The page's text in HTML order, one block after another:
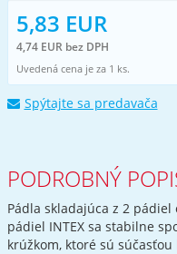
5,83 EUR
4,74 EUR bez DPH
Uvedená cena je za 1 ks.
Spýtajte sa predavača
PODROBNÝ
Pádla skladajúca z 2
pádiel INTEX sa stabilne
krúžkom, ktoré sú